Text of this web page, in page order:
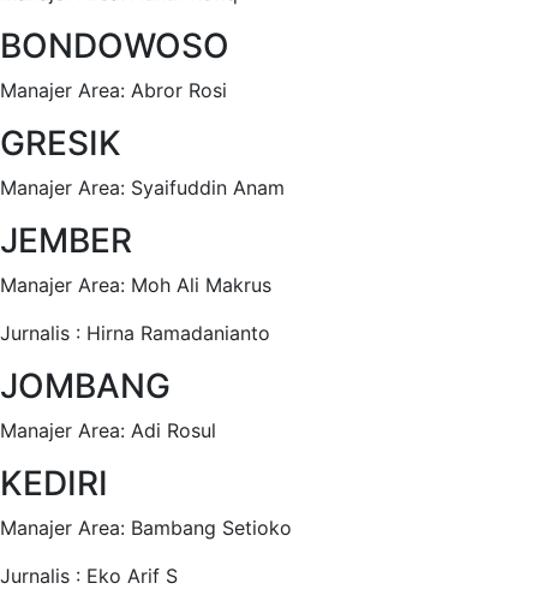
BONDOWOSO
Manajer Area: Abror Rosi
GRESIK
Manajer Area: Syaifuddin Anam
JEMBER
Manajer Area: Moh Ali Makrus
Jurnalis : Hirna Ramadanianto
JOMBANG
Manajer Area: Adi Rosul
KEDIRI
Manajer Area: Bambang Setioko
Jurnalis : Eko Arif S